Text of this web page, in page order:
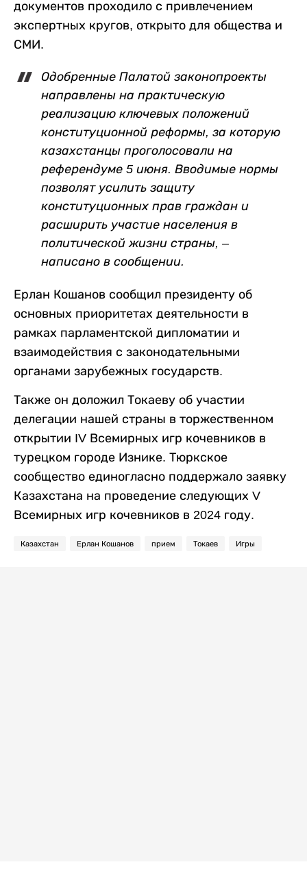
документов проходило с привлечением
экспертных кругов, открыто для общества и
СМИ.
Одобренные Палатой законопроекты
направлены на практическую
реализацию ключевых положений
конституционной реформы, за которую
казахстанцы проголосовали на
референдуме 5 июня. Вводимые нормы
позволят усилить защиту
конституционных прав граждан и
расширить участие населения в
политической жизни страны, –
написано в сообщении.
Ерлан Кошанов сообщил президенту об
основных приоритетах деятельности в
рамках парламентской дипломатии и
взаимодействия с законодательными
органами зарубежных государств.
Также он доложил Токаеву об участии
делегации нашей страны в торжественном
открытии IV Всемирных игр кочевников в
турецком городе Изнике. Тюркское
сообщество единогласно поддержало заявку
Казахстана на проведение следующих V
Всемирных игр кочевников в 2024 году.
Казахстан Ерлан Кошанов прием Токаев Игры